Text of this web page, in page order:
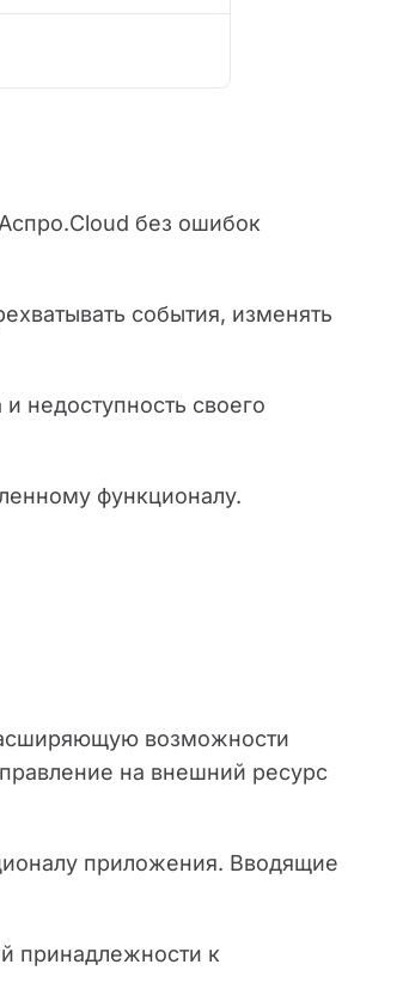
без ошибок
события, изменять
недоступность своего
функционалу.
возможности
на внешний ресурс
приложения. Вводящие
принадлежности к